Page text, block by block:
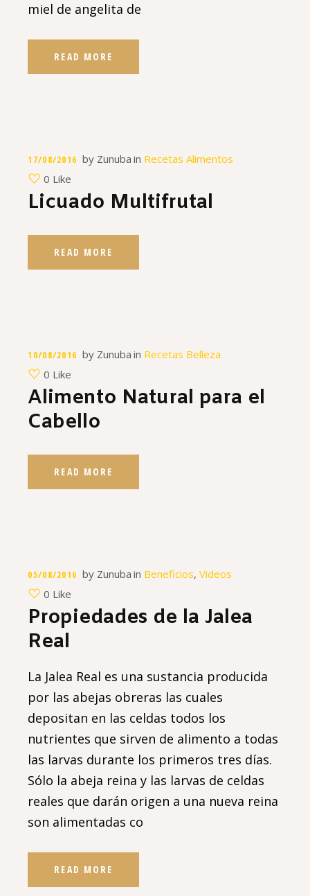
miel de angelita de
READ MORE
17/08/2016 by Zunuba in Recetas Alimentos
0 Like
Licuado Multifrutal
READ MORE
10/08/2016 by Zunuba in Recetas Belleza
0 Like
Alimento Natural para el
Cabello
READ MORE
05/08/2016 by Zunuba in Beneficios,Videos
0 Like
Propiedades de la Jalea
Real
La Jalea Real es una sustancia producida
por las abejas obreras las cuales
depositan en las celdas todos los
nutrientes que sirven de alimento a todas
las larvas durante los primeros tres días.
Sólo la abeja reina y las larvas de celdas
reales que darán origen a una nueva reina
son alimentadas co
READ MORE